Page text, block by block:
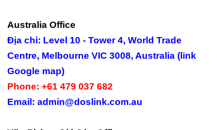
Australia Office
Địa chỉ: Level 10 - Tower 4, World Trade
Centre, Melbourne VIC 3008, Australia (link
Google map)
Phone: +61 479 037 682
Email: admin@doslink.com.au​